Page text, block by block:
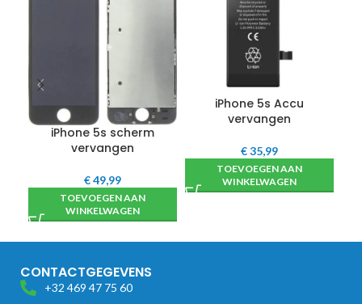
iPhone 5s scherm
vervangen
€49,99
TOEVOEGEN AAN
WINKELWAGEN
iPhone 5s Accu
vervangen
€35,99
TOEVOEGEN AAN
WINKELWAGEN
CONTACTGEGEVENS
+32 469 47 75 60